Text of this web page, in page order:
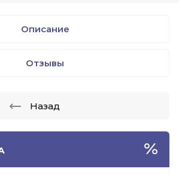
Описание
Отзывы
Назад